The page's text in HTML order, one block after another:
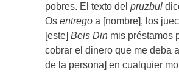
pobres. El texto del pruzbul
Os entrego a [nombre], los
[este] Beis Din mis préstamos
cobrar el dinero que me deba
de la persona] en cualquier